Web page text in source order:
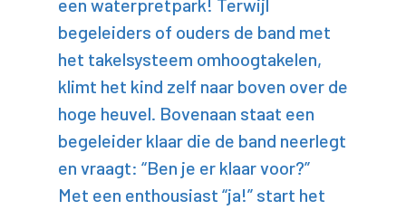
een waterpretpark! Terwijl
begeleiders of ouders de band met
het takelsysteem omhoogtakelen,
klimt het kind zelf naar boven over de
hoge heuvel. Bovenaan staat een
begeleider klaar die de band neerlegt
en vraagt: “Ben je er klaar voor?”
Met een enthousiast “ja!” start het